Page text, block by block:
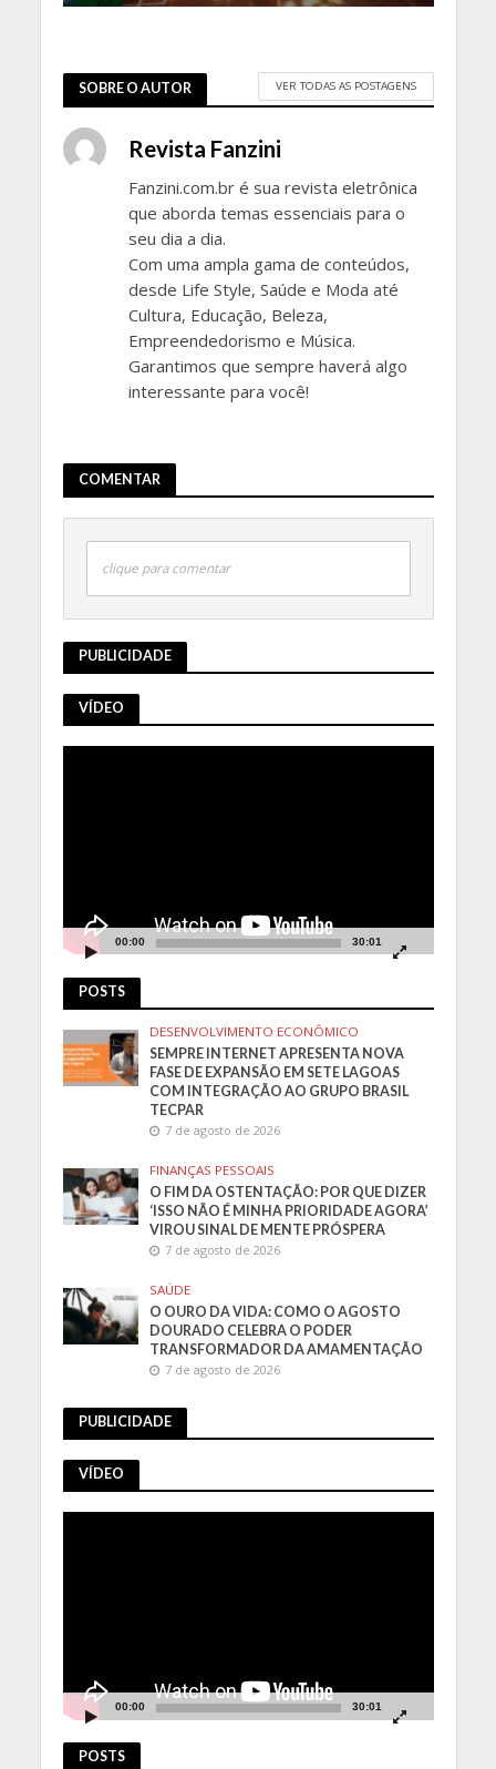
SOBRE O AUTOR VER TODAS AS POSTAGENS
Revista Fanzini
Fanzini.com.br é sua revista eletrônica
que aborda temas essenciais para o
seu dia a dia.
Com uma ampla gama de conteúdos,
desde Life Style, Saúde e Moda até
Cultura, Educação, Beleza,
Empreendedorismo e Música.
Garantimos que sempre haverá algo
interessante para você!
COMENTAR
clique para comentar
PUBLICIDADE
VÍDEO
00:00 30:01
POSTS
DESENVOLVIMENTO ECONÔMICO
SEMPRE INTERNET APRESENTA NOVA
FASE DE EXPANSÃO EM SETE LAGOAS
COM INTEGRAÇÃO AO GRUPO BRASIL
TECPAR
7 de agosto de 2026
FINANÇAS PESSOAIS
O FIM DA OSTENTAÇÃO: POR QUE DIZER
‘ISSO NÃO É MINHA PRIORIDADE AGORA’
VIROU SINAL DE MENTE PRÓSPERA
7 de agosto de 2026
SAÚDE
O OURO DA VIDA: COMO O AGOSTO
DOURADO CELEBRA O PODER
TRANSFORMADOR DA AMAMENTAÇÃO
7 de agosto de 2026
PUBLICIDADE
VÍDEO
00:00 30:01
POSTS